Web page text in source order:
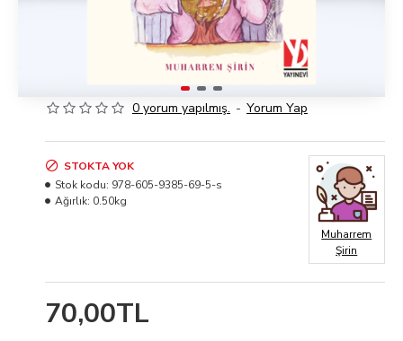
0 yorum yapılmış. - Yorum Yap
70,00TL
STOKTA YOK
Stok kodu: 978-605-9385-69-5-s
Ağırlık: 0.50kg
Muharrem
Şirin